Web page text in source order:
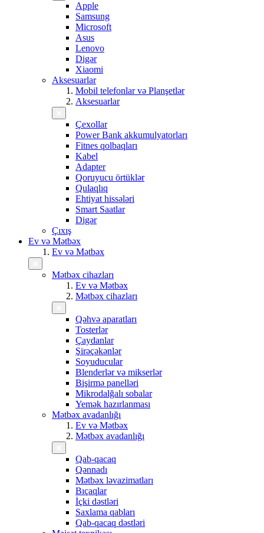
Apple
Samsung
Microsoft
Asus
Lenovo
Digər
Xiaomi
Aksesuarlar
Mobil telefonlar və Planşetlər
Aksesuarlar
Çexollar
Power Bank akkumulyatorları
Fitnes qolbaqları
Kabel
Adapter
Qoruyucu örtüklər
Qulaqlıq
Ehtiyat hissələri
Smart Saatlar
Digər
Çıxış
Ev və Mətbəx
Ev və Mətbəx
Mətbəx cihazları
Ev və Mətbəx
Mətbəx cihazları
Qəhvə aparatları
Tosterlər
Çaydanlar
Şirəçəkənlər
Soyuducular
Blenderlər və mikserlər
Bişirmə panelləri
Mikrodalğalı sobalar
Yemək hazırlanması
Mətbəx avadanlığı
Ev və Mətbəx
Mətbəx avadanlığı
Qab-qacaq
Qənnadı
Mətbəx ləvazimatları
Bıçaqlar
İçki dəstləri
Saxlama qabları
Qab-qacaq dəstləri